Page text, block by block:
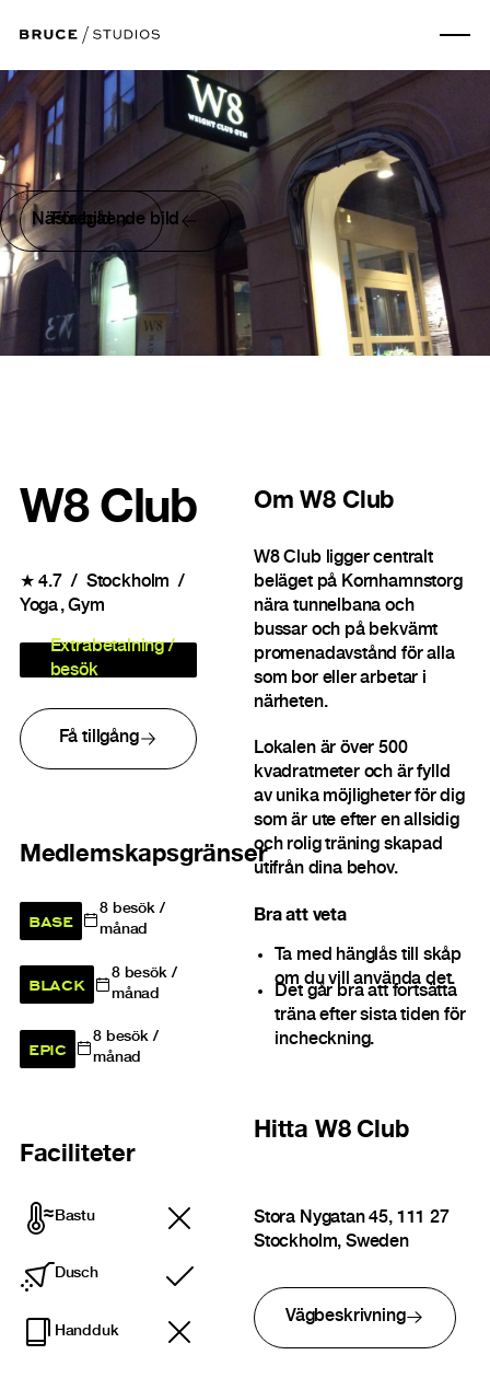
Föregående bild
Nästa bild
W8 Club
★4.7
Stockholm
Yoga Gym
Extrabetalning /
besök
Få tillgång
Medlemskapsgränser
BASE 8besök /
månad
BLACK 8besök /
månad
EPIC 8besök /
månad
Faciliteter
Bastu
Dusch
Ingår
Handduk
Om W8 Club
W8 Club ligger centralt
beläget på Kornhamnstorg
nära tunnelbana och
bussar och på bekvämt
promenadavstånd för alla
som bor eller arbetar i
närheten.
Lokalen är över 500
kvadratmeter och är fylld
av unika möjligheter för dig
som är ute efter en allsidig
och rolig träning skapad
utifrån dina behov.
Bra att veta
Ta med hänglås till skåp
om du vill använda det.
Det går bra att fortsätta
träna efter sista tiden för
incheckning.
Hitta W8 Club
Stora Nygatan 45, 111 27
Stockholm, Sweden
Vägbeskrivning